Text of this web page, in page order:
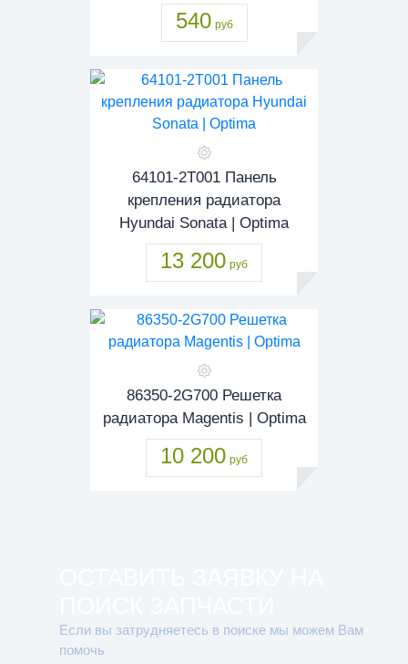
540 руб
64101-2T001 Панель
крепления радиатора
Hyundai Sonata | Optima
13 200 руб
86350-2G700 Решетка
радиатора Magentis | Optima
10 200 руб
Если вы затрудняетесь в поиске мы можем Вам
помочь